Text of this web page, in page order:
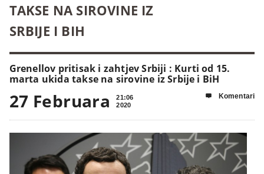
TAKSE NA SIROVINE IZ
SRBIJE I BIH
Grenellov pritisak i zahtjev Srbiji : Kurti od 15.
marta ukida takse na sirovine iz Srbije i BiH
27 Februara
21:06
2020
 Komentari